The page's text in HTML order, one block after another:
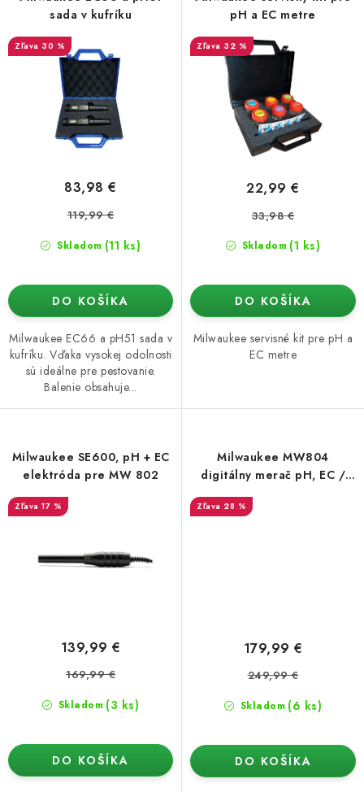
Podmienky o ochrane osobných údajov
d
u
r
o
sada v kufríku
30 %
Skladom (11 ks)
83,98 €
119,99 €
DO KOŠÍKA
Milwaukee EC66 a pH51 sada v
kufríku. Vďaka vysokej odolnosti
sú ideálne pre pestovanie.
Balenie obsahuje...
pH a EC metre
32 %
Skladom (1 ks)
22,99 €
33,98 €
DO KOŠÍKA
Milwaukee servisné kit pre pH a
EC metre
Milwaukee SE600, pH + EC
elektróda pre MW 802
17 %
Skladom (3 ks)
139,99 €
169,99 €
DO KOŠÍKA
Milwaukee MW804
digitálny merač pH, EC /
28 %
Skladom (6 ks)
179,99 €
249,99 €
DO KOŠÍKA